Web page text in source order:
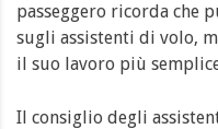
passeggero ricorda che
sugli assistenti di volo,
il suo lavoro più
Il consiglio degli